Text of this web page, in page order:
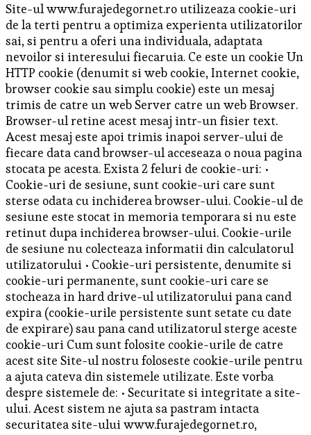
Site-ul www.furajedegornet.ro utilizeaza cookie-uri
de la terti pentru a optimiza experienta utilizatorilor
sai, si pentru a oferi una individuala, adaptata
nevoilor si interesului fiecaruia. Ce este un cookie Un
HTTP cookie (denumit si web cookie, Internet cookie,
browser cookie sau simplu cookie) este un mesaj
trimis de catre un web Server catre un web Browser.
Browser-ul retine acest mesaj intr-un fisier text.
Acest mesaj este apoi trimis inapoi server-ului de
fiecare data cand browser-ul acceseaza o noua pagina
stocata pe acesta. Exista 2 feluri de cookie-uri: •
Cookie-uri de sesiune, sunt cookie-uri care sunt
sterse odata cu inchiderea browser-ului. Cookie-ul de
sesiune este stocat in memoria temporara si nu este
retinut dupa inchiderea browser-ului. Cookie-urile
de sesiune nu colecteaza informatii din calculatorul
utilizatorului • Cookie-uri persistente, denumite si
cookie-uri permanente, sunt cookie-uri care se
stocheaza in hard drive-ul utilizatorului pana cand
expira (cookie-urile persistente sunt setate cu date
de expirare) sau pana cand utilizatorul sterge aceste
cookie-uri Cum sunt folosite cookie-urile de catre
acest site Site-ul nostru foloseste cookie-urile pentru
a ajuta cateva din sistemele utilizate. Este vorba
despre sistemele de: • Securitate si integritate a site-
ului. Acest sistem ne ajuta sa pastram intacta
securitatea site-ului www.furajedegornet.ro,